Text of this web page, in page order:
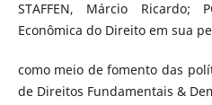
STAFFEN, Márcio Ricardo;
Econômica do Direito em sua
como meio de fomento das
de Direitos Fundamentais &